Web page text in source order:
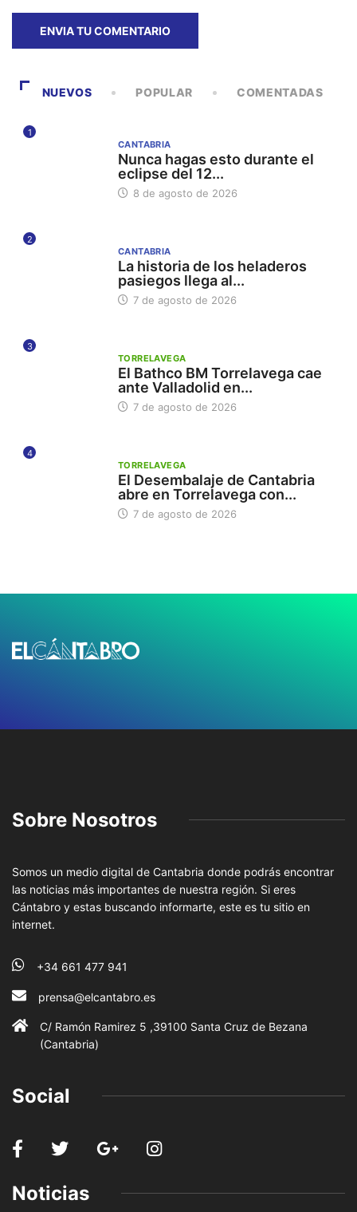
NUEVOS POPULAR COMENTADAS
1
CANTABRIA
Nunca hagas esto durante el
eclipse del 12...
8 de agosto de 2026
2
CANTABRIA
La historia de los heladeros
pasiegos llega al...
7 de agosto de 2026
3
TORRELAVEGA
El Bathco BM Torrelavega cae
ante Valladolid en...
7 de agosto de 2026
4
TORRELAVEGA
El Desembalaje de Cantabria
abre en Torrelavega con...
7 de agosto de 2026
Sobre Nosotros
Somos un medio digital de Cantabria donde podrás encontrar
las noticias más importantes de nuestra región. Si eres
Cántabro y estas buscando informarte, este es tu sitio en
internet.
+34 661 477 941
prensa@elcantabro.es
C/ Ramón Ramirez 5 ,39100 Santa Cruz de Bezana
(Cantabria)
Social
Noticias